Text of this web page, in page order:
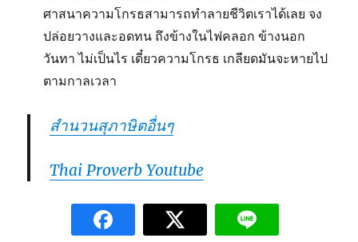
ศาสนาความโกรธสามารถทำลายชีวิตเราได้เลย จง
ปล่อยวางและอดทน ถึงข้างในไฟคลอก ข้างนอก
วันทา ไม่เป็นไร เดี๋ยวความโกรธ เกลียดมันจะหายไป
ตามกาลเวลา
สำนวนสุภาษิตอื่นๆ
Thai Proverb Youtube